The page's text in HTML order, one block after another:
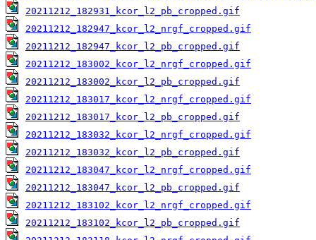
20211212_182931_kcor_l2_pb_cropped.gif
20211212_182947_kcor_l2_nrgf_cropped.gif
20211212_182947_kcor_l2_pb_cropped.gif
20211212_183002_kcor_l2_nrgf_cropped.gif
20211212_183002_kcor_l2_pb_cropped.gif
20211212_183017_kcor_l2_nrgf_cropped.gif
20211212_183017_kcor_l2_pb_cropped.gif
20211212_183032_kcor_l2_nrgf_cropped.gif
20211212_183032_kcor_l2_pb_cropped.gif
20211212_183047_kcor_l2_nrgf_cropped.gif
20211212_183047_kcor_l2_pb_cropped.gif
20211212_183102_kcor_l2_nrgf_cropped.gif
20211212_183102_kcor_l2_pb_cropped.gif